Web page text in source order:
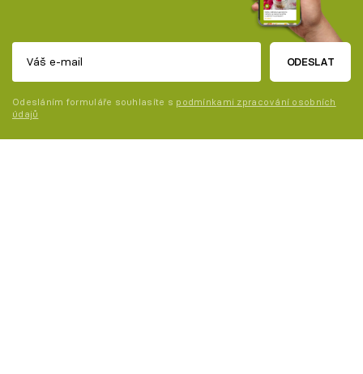
ODESLAT
Odesláním formuláře souhlasíte s podmínkami zpracování osobních
údajů